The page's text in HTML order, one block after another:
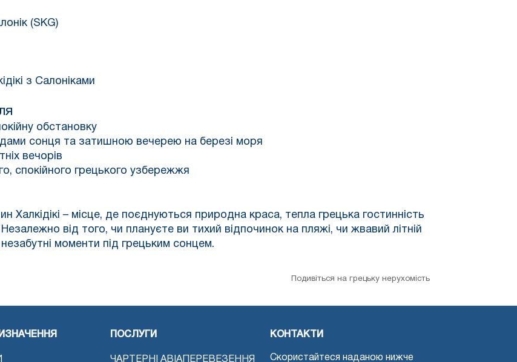
(SKG)
з Салоніками
обстановку
сонця та затишною вечерею на березі моря
вечорів
спокійного грецького узбережжя
Халкідікі – місце, де поєднуються природна краса, тепла грецька гостинність
від того, чи плануєте ви тихий відпочинок на пляжі, чи жвавий літній
моменти під грецьким сонцем.
Подивіться на грецьку нерухомість
ПОСЛУГИ
ЧАРТЕРНІ АВІАПЕРЕВЕЗЕННЯ
КОНТАКТИ
Скористайтеся наданою нижче